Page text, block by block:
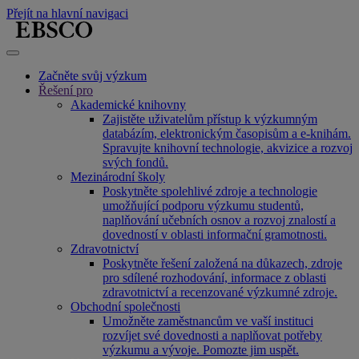
Přejít na hlavní navigaci
Začněte svůj výzkum
Řešení pro
Akademické knihovny
Zajistěte uživatelům přístup k výzkumným
databázím, elektronickým časopisům a e-knihám.
Spravujte knihovní technologie, akvizice a rozvoj
svých fondů.
Mezinárodní školy
Poskytněte spolehlivé zdroje a technologie
umožňující podporu výzkumu studentů,
naplňování učebních osnov a rozvoj znalostí a
dovedností v oblasti informační gramotnosti.
Zdravotnictví
Poskytněte řešení založená na důkazech, zdroje
pro sdílené rozhodování, informace z oblasti
zdravotnictví a recenzované výzkumné zdroje.
Obchodní společnosti
Umožněte zaměstnancům ve vaší instituci
rozvíjet své dovednosti a naplňovat potřeby
výzkumu a vývoje. Pomozte jim uspět.